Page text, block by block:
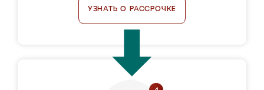
УЗНАТЬ О РАССРОЧКЕ